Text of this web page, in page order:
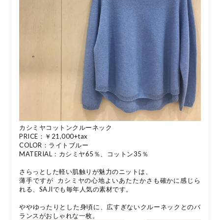
カシミヤコットンクルーネック
PRICE：￥21,000+tax
COLOR：ライトブルー
MATERIAL：カシミヤ65％、コットン35％
さらっとした軽い肌触りが魅力のニットは、
薄手ですが カシミヤの心地よいあたたかさも確かに感じら
れる、SAJIでも毎年人気の素材です。
ややゆったりとした身頃に、広すぎないクルーネックとのバ
ランスがおしゃれな一枚。